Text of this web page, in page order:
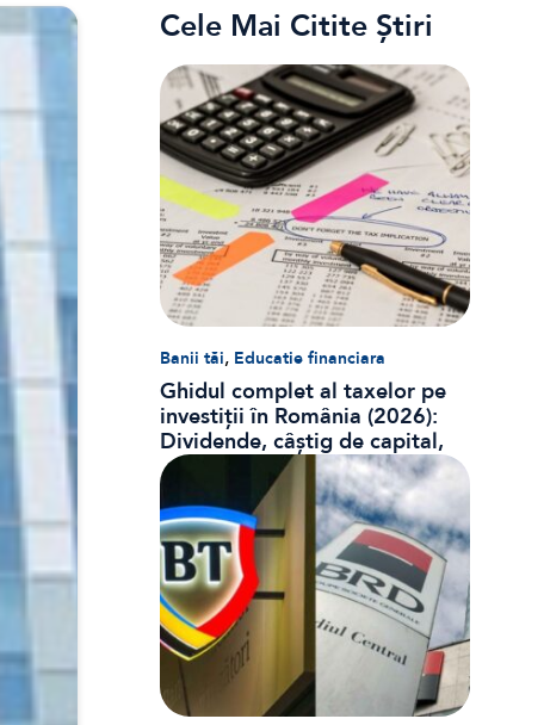
Cele Mai Citite Știri
Banii tăi, Educatie financiara
Ghidul complet al taxelor pe
investiții în România (2026):
Dividende, câștig de capital,
dobânzi și CASS